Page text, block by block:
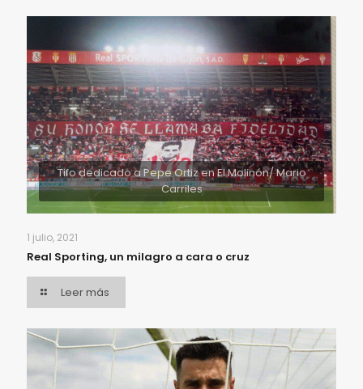
Tifo dedicado a Pepe Ortiz en El Molinón/ Mario
Carriles
1 julio, 2021
Real Sporting, un milagro a cara o cruz
Leer más